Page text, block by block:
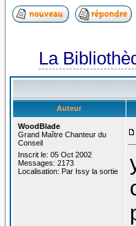
La
Auteur
WoodBlade
Grand Maître Chanteur du
Conseil
Inscrit le: 05 Oct 2002
Messages: 2173
Localisation: Par Issy la sortie